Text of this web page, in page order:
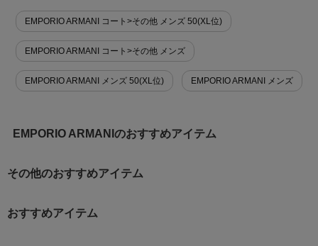
EMPORIO ARMANI コート>その他 メンズ 50(XL位)
EMPORIO ARMANI コート>その他 メンズ
EMPORIO ARMANI メンズ 50(XL位) EMPORIO ARMANI メンズ
EMPORIO ARMANIのおすすめアイテム
その他のおすすめアイテム
おすすめアイテム